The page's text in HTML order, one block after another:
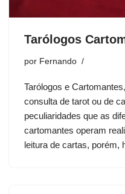
Tarólogos
por Fernando
Tarólogos e
consulta de tarot ou de
peculiaridades que as
cartomantes operam
leitura de cartas, porém,